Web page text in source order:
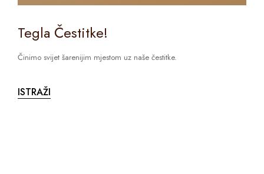
Tegla Čestitke!
Činimo svijet šarenijim mjestom uz naše čestitke.
ISTRAŽI